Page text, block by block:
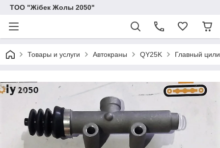
ТОО "Жібек Жолы 2050"
Товары и услуги Автокраны QY25K Главный